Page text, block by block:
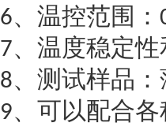
6、温控范围：
7、温度稳定性
8、测试样品
9、可以配合